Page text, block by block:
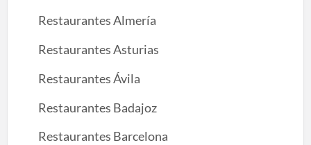
Restaurantes Almería
Restaurantes Asturias
Restaurantes Ávila
Restaurantes Badajoz
Restaurantes Barcelona